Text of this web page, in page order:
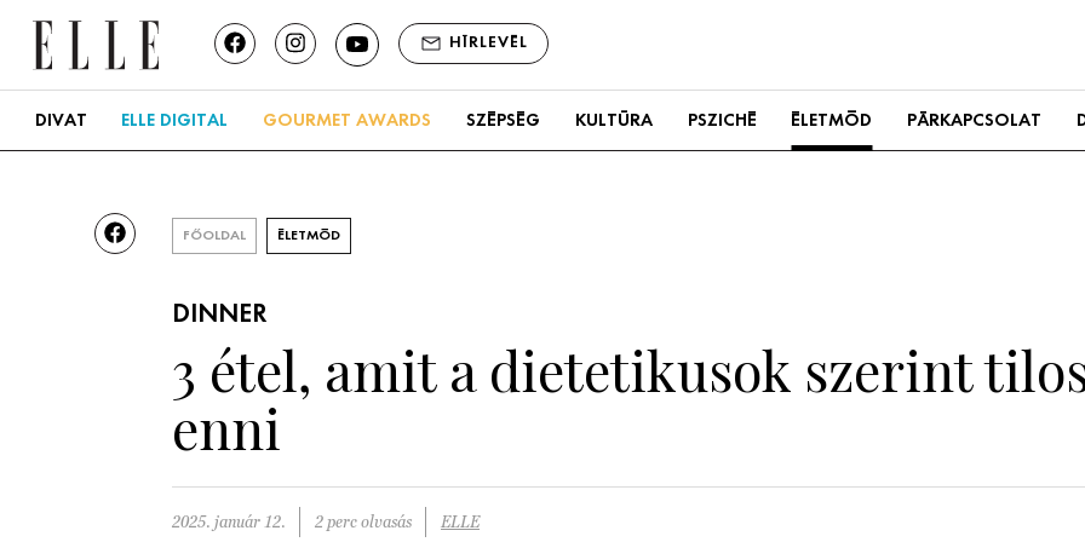
HÍRLEVÉL
DIVAT ELLE DIGITAL GOURMET AWARDS SZÉPSÉG KULTÚRA PSZICHÉ ÉLETMÓD PÁRKAPCSOLAT
FŐOLDAL ÉLETMÓD
DINNER
3 étel, amit a dietetikusok szerint
enni
2025. január 12. 2 perc olvasás ELLE